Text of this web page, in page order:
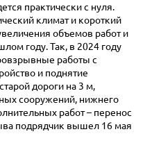
практически с нуля.
климат и короткий
объемов работ и
году. Так, в 2024 году
работы с
и поднятие
дороги на 3 м,
сооружений, нижнего
работ – перенос
подрядчик вышел 16 мая